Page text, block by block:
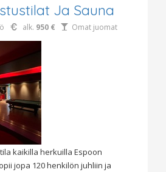
Ja Sauna
alk. 950 € Omat juomat
kaikilla herkuilla Espoon
jopa 120 henkilön juhliin ja